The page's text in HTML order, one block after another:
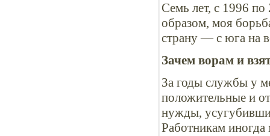
Семь лет, с 1996
образом, моя
страну — с юга на
Зачем ворам и
За годы службы у
положительные и
нужды,
Работникам иногда